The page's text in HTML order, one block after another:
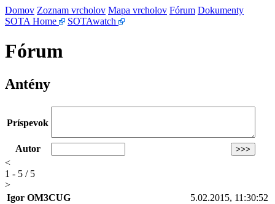
Domov Zoznam vrcholov Mapa vrcholov Fórum Dokumenty
SOTA Home
SOTAwatch
Fórum
Antény
Príspevok
Autor
<
1 - 5 / 5
>
Igor OM3CUG
5.02.2015, 11:30:52